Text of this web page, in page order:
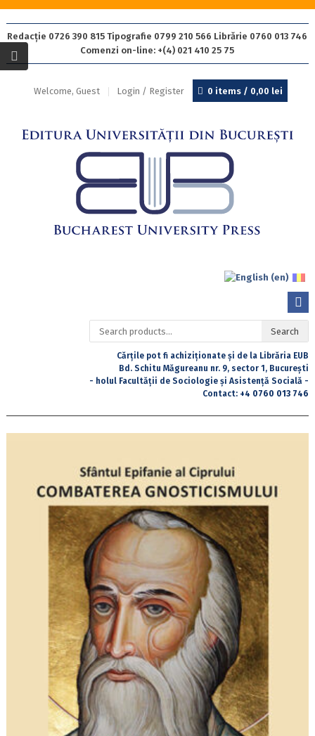
Redacție 0726 390 815 Tipografie 0799 210 566 Librărie 0760 013 746
Comenzi on-line: +(4) 021 410 25 75
Welcome, Guest Login / Register 0 items / 0,00 lei
Search
for:
Search
Cărțile pot fi achiziționate și de la Librăria EUB
Bd. Schitu Măgureanu nr. 9, sector 1, București
- holul Facultății de Sociologie și Asistență Socială -
Contact: +4 0760 013 746